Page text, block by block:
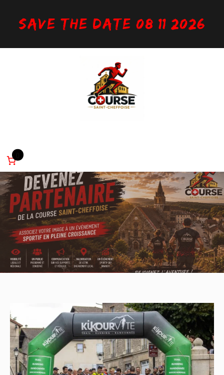
contenuSave the date 08/11/2026